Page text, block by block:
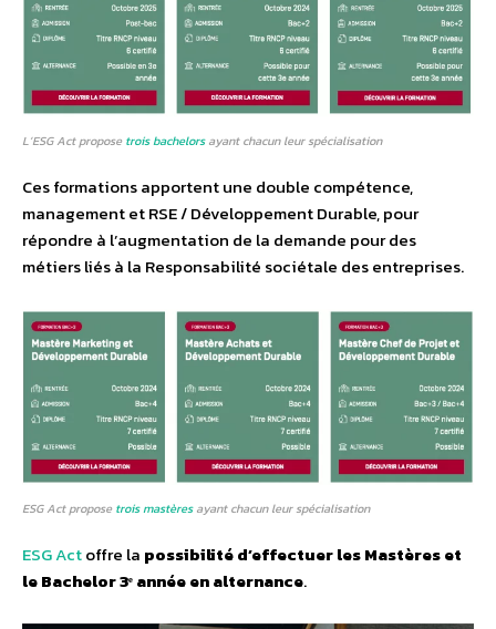
L’ESG Act proposetrois bachelorsayant chacun leur spécialisation
Ces formations apportent une double compétence,
management et RSE / Développement Durable, pour
répondre à l’augmentation de la demande pour des
métiers liés à la Responsabilité sociétale des entreprises.
ESG Act proposetrois mastèresayant chacun leur spécialisation
ESG Actoffre la possibilité d’effectuer les Mastères et
le Bachelor 3ᵉ année en alternance.